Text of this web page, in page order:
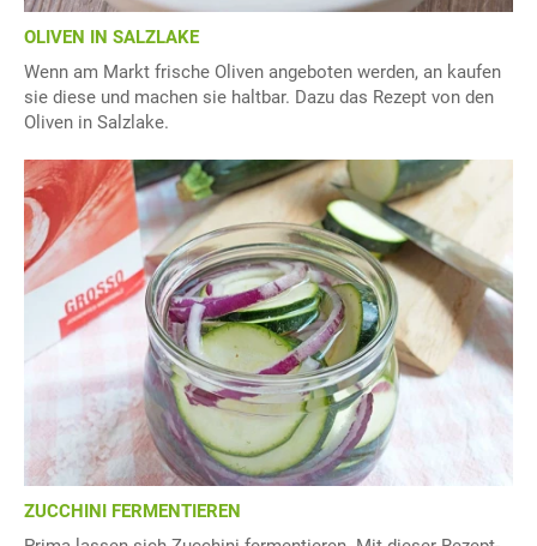
OLIVEN IN SALZLAKE
Wenn am Markt frische Oliven angeboten werden, an kaufen
sie diese und machen sie haltbar. Dazu das Rezept von den
Oliven in Salzlake.
ZUCCHINI FERMENTIEREN